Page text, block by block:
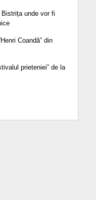
unde vor fi
Coandă” din
prieteniei” de la